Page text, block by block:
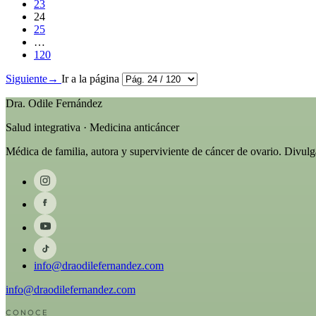
23
24
25
…
120
Siguiente→ Ir a la página
Dra. Odile Fernández
Salud integrativa · Medicina anticáncer
Médica de familia, autora y superviviente de cáncer de ovario.
info@draodilefernandez.com
info@draodilefernandez.com
CONOCE